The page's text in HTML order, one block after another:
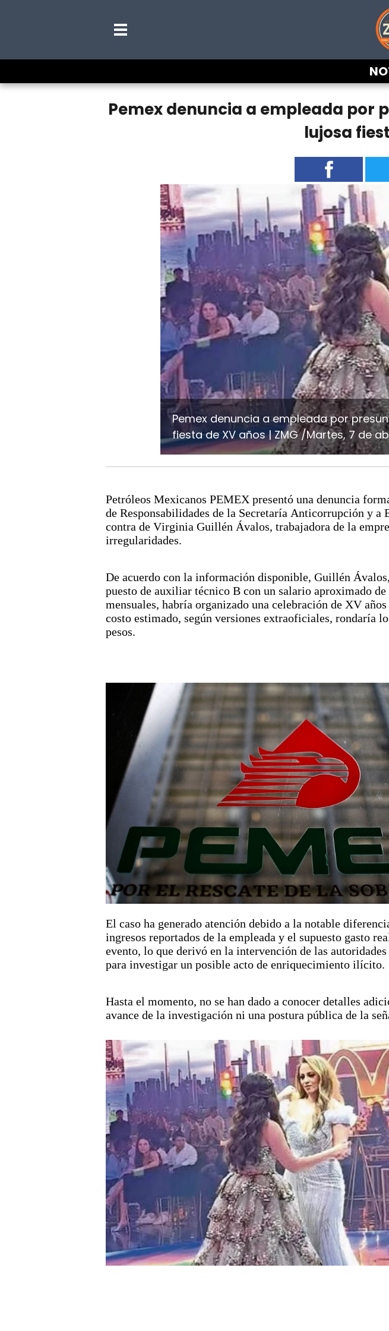
Pemex denuncia a empleada por
lujosa
Pemex denuncia a empleada por
fiesta de XV años ZMG /Martes, 7 de
Petróleos Mexicanos PEMEX presentó una denuncia
de Responsabilidades de la Secretaría Anticorrupción y a
contra de Virginia Guillén Ávalos, trabajadora de la
irregularidades.
De acuerdo con la información disponible, Guillén
puesto de auxiliar técnico B con un salario aproximado de
mensuales, habría organizado una celebración de XV
costo estimado, según versiones extraoficiales, rondaría
pesos.
El caso ha generado atención debido a la notable
ingresos reportados de la empleada y el supuesto gasto
evento, lo que derivó en la intervención de las
para investigar un posible acto de enriquecimiento ilícito.
Hasta el momento, no se han dado a conocer detalles
avance de la investigación ni una postura pública de la